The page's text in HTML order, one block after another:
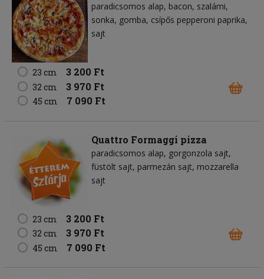
paradicsomos alap bacon szalámi
sonka gomba csípős pepperoni paprika
sajt
23 cm 3 200 Ft
32 cm 3 970 Ft
45 cm 7 090 Ft
Quattro Formaggi pizza
paradicsomos alap gorgonzola sajt
füstölt sajt parmezán sajt mozzarella
sajt
23 cm 3 200 Ft
32 cm 3 970 Ft
45 cm 7 090 Ft